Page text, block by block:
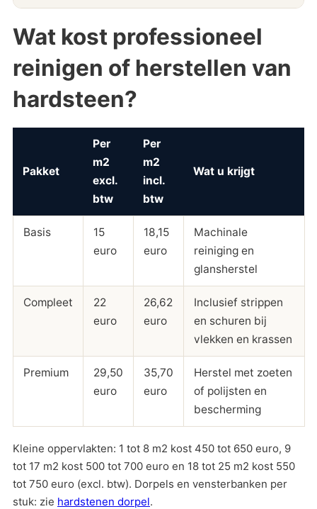
Wat kost professioneel
reinigen of herstellen van
hardsteen?
Pakket
Per
m2
excl.
btw
Per
m2
incl.
btw
Wat u krijgt
Basis
15
euro
18,15
euro
Machinale
reiniging en
glansherstel
Compleet
22
euro
26,62
euro
Inclusief strippen
en schuren bij
vlekken en krassen
Premium
29,50
euro
35,70
euro
Herstel met zoeten
of polijsten en
bescherming
Kleine oppervlakten: 1 tot 8 m2 kost 450 tot 650 euro, 9
tot 17 m2 kost 500 tot 700 euro en 18 tot 25 m2 kost 550
tot 750 euro (excl. btw). Dorpels en vensterbanken per
stuk: zie hardstenen dorpel.